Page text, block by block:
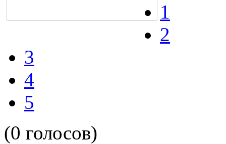
1
2
3
4
5
(0 голосов)